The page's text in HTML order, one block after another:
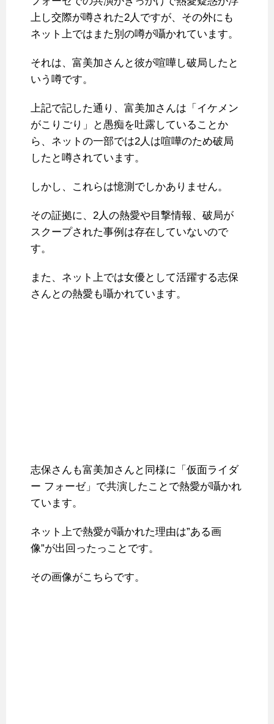
上し交際が噂された2人ですが、その外にも
ネット上ではまた別の噂が囁かれています。
それは、富美加さんと彼が喧嘩し破局したと
いう噂です。
上記で記した通り、富美加さんは「イケメン
がこりごり」と愚痴を吐露していることか
ら、ネットの一部では2人は喧嘩のため破局
したと噂されています。
しかし、これらは憶測でしかありません。
その証拠に、2人の熱愛や目撃情報、破局が
スクープされた事例は存在していないので
す。
また、ネット上では女優として活躍する志保
さんとの熱愛も囁かれています。
志保さんも富美加さんと同様に「仮面ライダ
ー フォーゼ」で共演したことで熱愛が囁かれ
ています。
ネット上で熱愛が囁かれた理由は”ある画
像”が出回ったっことです。
その画像がこちらです。